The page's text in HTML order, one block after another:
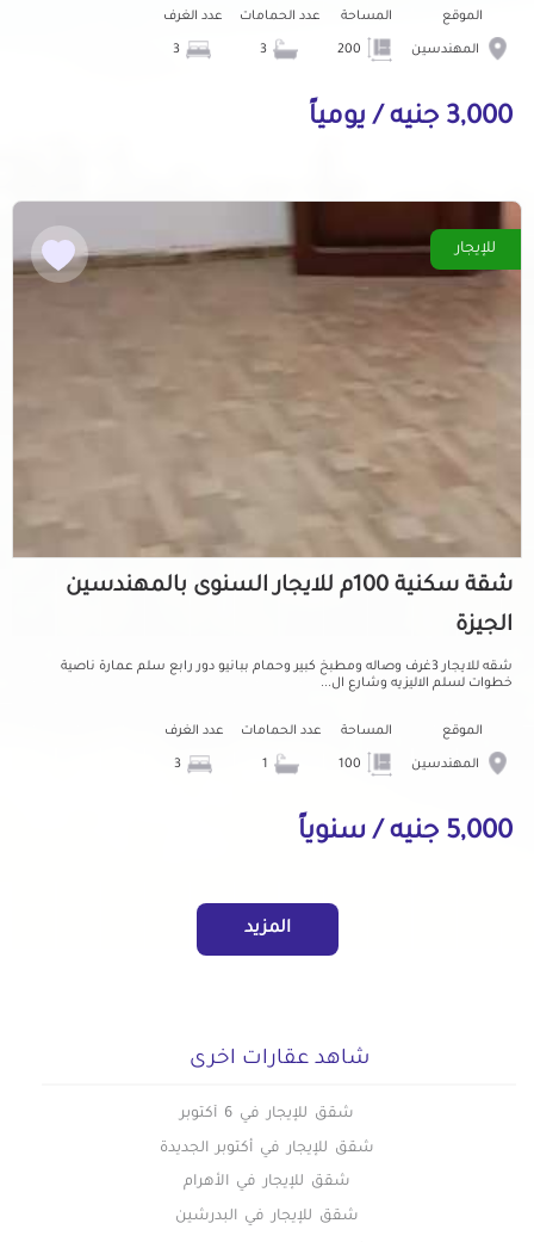
الموقع
المهندسين
المساحة عدد الحمامات عدد الغرف
3,000 جنيه / يومياً
للإيجار
شقة سكنية 100م للايجار السنوى بالمهندسين
الجيزة
شقه للايجار 3غرف وصاله ومطبخ كبير وحمام ببانيو دور رابع سلم عمارة ناصية
خطوات لسلم الاليزيه وشارع ال...
الموقع
المهندسين
المساحة عدد الحمامات عدد الغرف
5,000 جنيه / سنوياً
المزيد
شاهد عقارات اخرى
شقق للإيجار في 6 أكتوبر
شقق للإيجار في أكتوبر الجديدة
شقق للإيجار في الأهرام
شقق للإيجار في البدرشين